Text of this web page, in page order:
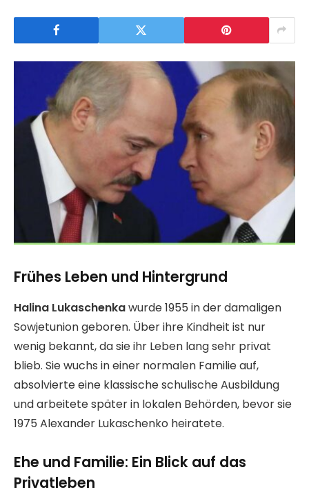
Frühes Leben und Hintergrund
Halina Lukaschenkawurde 1955 in der damaligen
Sowjetunion geboren. Über ihre Kindheit ist nur
wenig bekannt, da sie ihr Leben lang sehr privat
blieb. Sie wuchs in einer normalen Familie auf,
absolvierte eine klassische schulische Ausbildung
und arbeitete später in lokalen Behörden, bevor sie
1975 Alexander Lukaschenko heiratete.
Ehe und Familie: Ein Blick auf das
Privatleben